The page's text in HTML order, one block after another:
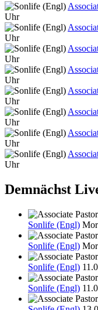
Uhr
Uhr
Uhr
Uhr
Uhr
Uhr
Uhr
Uhr
Demnächst
Sonlife (Engl)
Sonlife (Engl)
Sonlife (Engl)
Sonlife (Engl)